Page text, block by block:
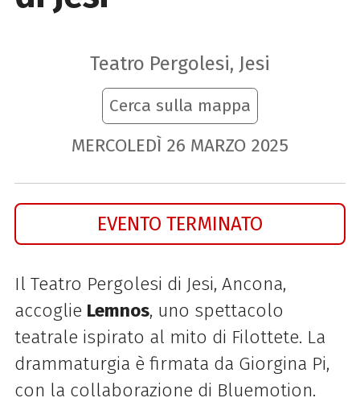
Teatro Pergolesi, Jesi
Cerca sulla mappa
MERCOLEDÌ 26 MARZO 2025
EVENTO TERMINATO
Il Teatro Pergolesi di Jesi, Ancona,
accoglie Lemnos, uno spettacolo
teatrale ispirato al mito di Filottete. La
drammaturgia è firmata da Giorgina Pi,
con la collaborazione di Bluemotion.